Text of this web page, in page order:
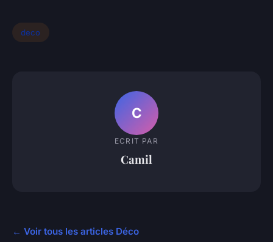
deco
C
ECRIT PAR
Camil
← Voir tous les articles Déco